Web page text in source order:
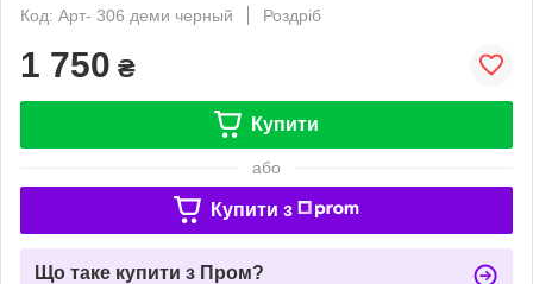
Код: Арт- 306 деми черный
Роздріб
1 750 ₴
Купити
або
Купити з
Що таке купити з Пром?